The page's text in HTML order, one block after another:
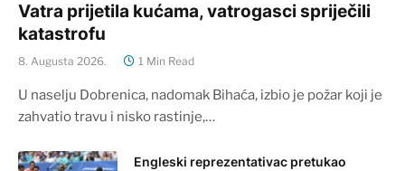
Vatra prijetila kućama, vatrogasci spriječili
katastrofu
8. Augusta 2026. 1 Min Read
U naselju Dobrenica, nadomak Bihaća, izbio je požar koji je
zahvatio travu i nisko rastinje,…
Engleski reprezentativac pretukao